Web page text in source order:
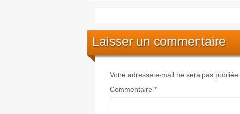
Laisser un commentaire
Votre adresse e-mail ne sera pas publiée.
Commentaire *